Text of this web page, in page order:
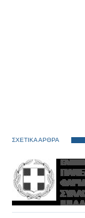
ΣΧΕΤΙΚΑ ΑΡΘΡΑ